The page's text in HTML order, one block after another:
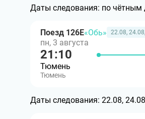
Даты следования: по чётным
Поезд 126Е«Обь» 22.08,
пн, 3 августа
21:10
Тюмень
Тюмень
Даты следования: 22.08,